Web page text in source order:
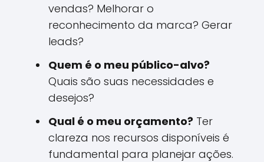
vendas? Melhorar o
reconhecimento da marca? Gerar
leads?
Quem é o meu público-alvo?
Quais são suas necessidades e
desejos?
Qual é o meu orçamento? Ter
clareza nos recursos disponíveis é
fundamental para planejar ações.